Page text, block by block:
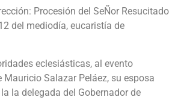
Procesión del SeÑor Resucitado
del mediodía, eucaristía de
eclesiásticas, al evento
Salazar Peláez, su esposa
la delegada del Gobernador de